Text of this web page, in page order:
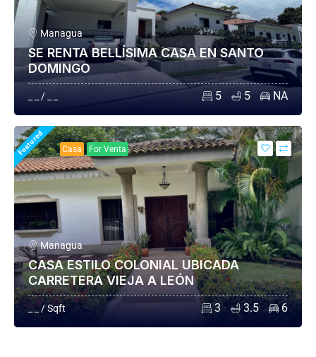
Managua
SE RENTA BELLÍSIMA CASA EN SANTO
DOMINGO
_ _ / _ _ 5 5 NA
Featured Casa For Venta
Managua
CASA ESTILO COLONIAL UBICADA
CARRETERA VIEJA A LEÓN
_ _ / Sqft 3 3.5 6